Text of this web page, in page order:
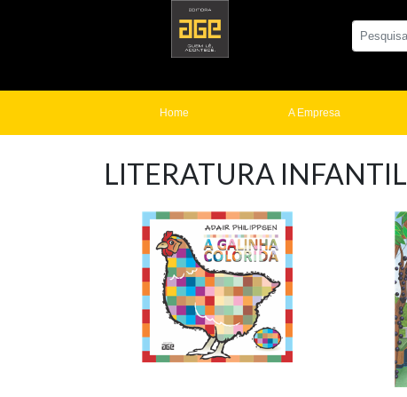
Home A Empresa
LITERATURA INFANTIL